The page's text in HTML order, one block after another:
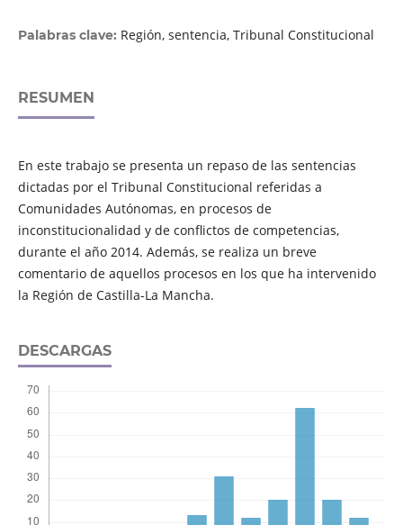
Palabras clave: Región, sentencia, Tribunal Constitucional
RESUMEN
En este trabajo se presenta un repaso de las sentencias
dictadas por el Tribunal Constitucional referidas a
Comunidades Autónomas, en procesos de
inconstitucionalidad y de conflictos de competencias,
durante el año 2014. Además, se realiza un breve
comentario de aquellos procesos en los que ha intervenido
la Región de Castilla-La Mancha.
DESCARGAS